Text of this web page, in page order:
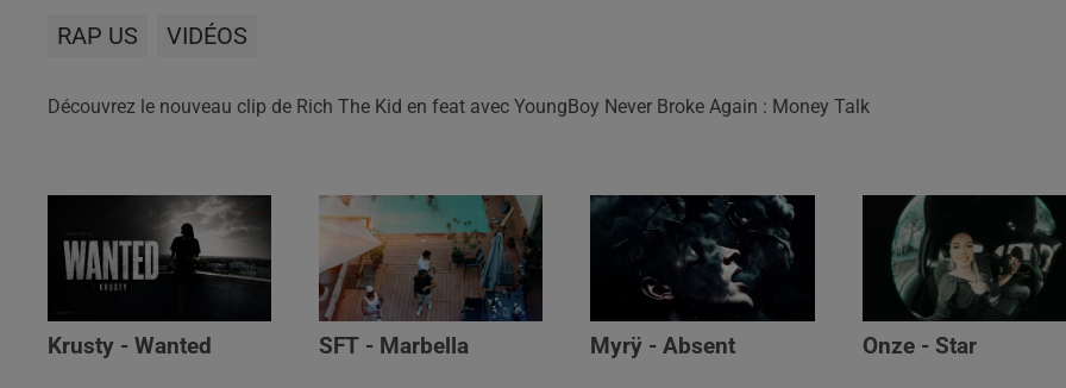
RAP US VIDÉOS
Découvrez le nouveau clip de Rich The Kid en feat avec YoungBoy Never Broke Again : Money Talk
Krusty - Wanted SFT - Marbella Myrÿ - Absent Onze - Star